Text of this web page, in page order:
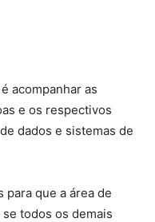
acompanhar as
e os respectivos
dados e sistemas de
para que a área de
todos os demais